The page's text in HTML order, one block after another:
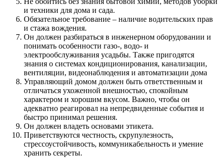
и техники для дома и сада.
Обязательное требование – наличие водительских прав
и стажа вождения.
Он должен разбираться в инженерном оборудовании и
понимать особенности газо-, водо- и
электрообслуживания усадьбы. Также пригодятся
знания о системах кондиционирования, канализации,
вентиляции, видеонаблюдения и автоматизации дома
Управляющий домом должен быть ответственным и
отличаться ухоженной внешностью, спокойным
характером и хорошим вкусом. Важно, чтобы он
адекватно реагировал на непредвиденные события и
быстро принимал решения.
Он должен владеть основами этикета.
Приветствуются честность, скрупулезность,
стрессоустойчивость, коммуникабельность и умение
хранить секреты.